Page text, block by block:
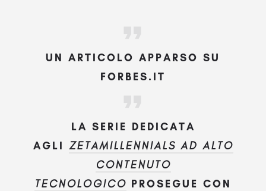
UN ARTICOLO APPARSO SU
FORBES.IT
LA SERIE DEDICATA
AGLI ZETAMILLENNIALS AD ALTO
CONTENUTO
TECNOLOGICO PROSEGUE CON